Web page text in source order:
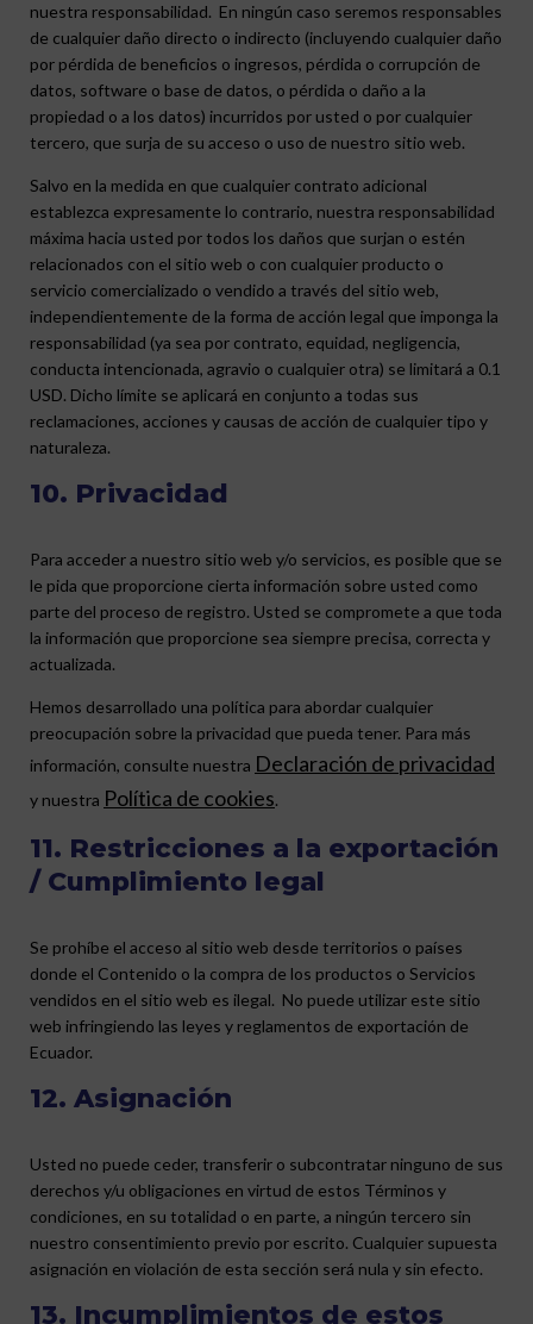
nuestra responsabilidad. En ningún caso seremos responsables
de cualquier daño directo o indirecto (incluyendo cualquier daño
por pérdida de beneficios o ingresos, pérdida o corrupción de
datos, software o base de datos, o pérdida o daño a la
propiedad o a los datos) incurridos por usted o por cualquier
tercero, que surja de su acceso o uso de nuestro sitio web.
Salvo en la medida en que cualquier contrato adicional
establezca expresamente lo contrario, nuestra responsabilidad
máxima hacia usted por todos los daños que surjan o estén
relacionados con el sitio web o con cualquier producto o
servicio comercializado o vendido a través del sitio web,
independientemente de la forma de acción legal que imponga la
responsabilidad (ya sea por contrato, equidad, negligencia,
conducta intencionada, agravio o cualquier otra) se limitará a 0.1
USD. Dicho límite se aplicará en conjunto a todas sus
reclamaciones, acciones y causas de acción de cualquier tipo y
naturaleza.
10. Privacidad
Para acceder a nuestro sitio web y/o servicios, es posible que se
le pida que proporcione cierta información sobre usted como
parte del proceso de registro. Usted se compromete a que toda
la información que proporcione sea siempre precisa, correcta y
actualizada.
Hemos desarrollado una política para abordar cualquier
preocupación sobre la privacidad que pueda tener. Para más
información, consulte nuestra Declaración de privacidad
y nuestra Política de cookies.
11. Restricciones a la exportación
/ Cumplimiento legal
Se prohíbe el acceso al sitio web desde territorios o países
donde el Contenido o la compra de los productos o Servicios
vendidos en el sitio web es ilegal. No puede utilizar este sitio
web infringiendo las leyes y reglamentos de exportación de
Ecuador.
12. Asignación
Usted no puede ceder, transferir o subcontratar ninguno de sus
derechos y/u obligaciones en virtud de estos Términos y
condiciones, en su totalidad o en parte, a ningún tercero sin
nuestro consentimiento previo por escrito. Cualquier supuesta
asignación en violación de esta sección será nula y sin efecto.
13. Incumplimientos de estos